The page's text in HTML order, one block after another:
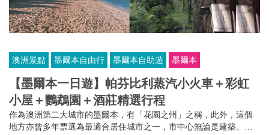
澳洲景點 墨爾本自由行 墨爾本自助遊 墨爾本
【墨爾本一日遊】帕芬比利蒸汽小火車＋彩虹
小屋＋鸚鵡園＋酒莊精選行程
作為澳洲第二大城市的墨爾本，有「花園之州」之稱，此外，這個
地方亦曾多年票選為最適合居住城市之一，市中心無論是建築、特